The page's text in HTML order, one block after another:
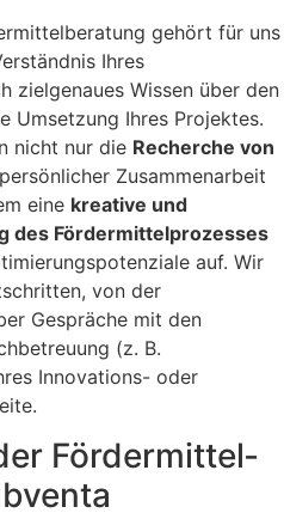
gehört für uns
Ihres
zielgenaues Wissen über den
Umsetzung Ihres Projektes.
nicht nur die Recherche von
Zusammenarbeit
eine kreative und
des Fördermittelprozesses
auf. Wir
von der
Gespräche mit den
(z. B.
Innovations- oder
Fördermittel­